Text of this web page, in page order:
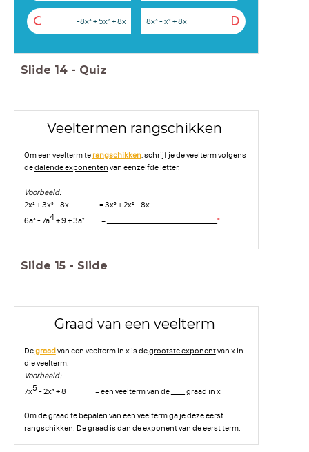
C -8x³ + 5x² + 8x D
8x³ - x² + 8x
Slide 14 - Quiz
Veeltermen rangschikken
Om een veelterm te rangschikken, schrijf je de veelterm volgens
dedalende exponenten van eenzelfde letter.
Voorbeeld:
2x² + 3x³ - 8x = 3x³ + 2x² - 8x
6a³ - 7a4+ 9 + 3a² = ________________________________ *
Slide 15 - Slide
Graad van een veelterm
Degraadvan een veelterm in x is degrootste exponentvan x in
die veelterm.
Voorbeeld:
7x5- 2x³ + 8 = een veelterm van de ____ graad in x
Om de graad te bepalen van een veelterm ga je deze eerst
rangschikken. De graad is dan de exponent van de eerst term.